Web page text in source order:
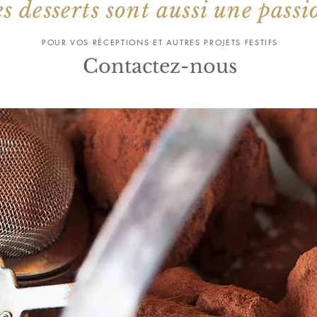
desserts sont aussi une
POUR VOS RÉCEPTIONS ET AUTRES PROJETS FESTIFS
Contactez-nous